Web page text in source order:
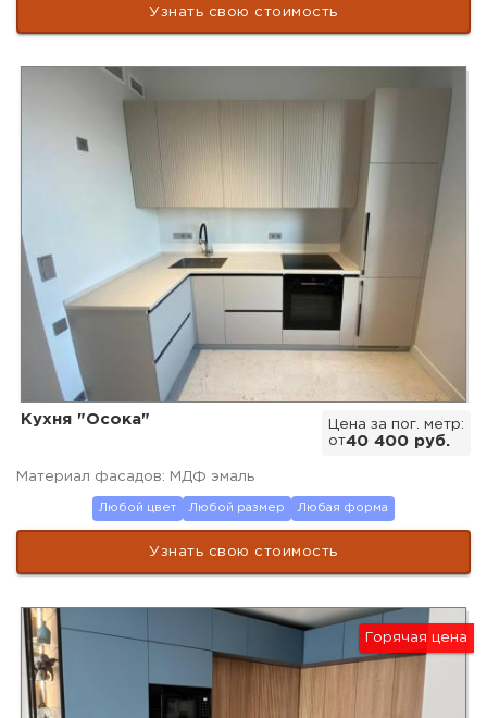
Узнать свою стоимость
Цена за пог. метр:
от40 400 руб.
Кухня "Осока"
Материал фасадов: МДФ эмаль
Любой цвет Любой размер Любая форма
Узнать свою стоимость
Горячая цена